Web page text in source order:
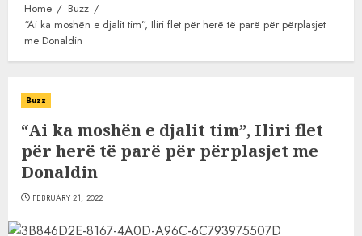
Home
Buzz
“Ai ka moshën e djalit tim”, Iliri flet për herë të parë për përplasjet
me Donaldin
Buzz
“Ai ka moshën e djalit tim”, Iliri flet
për herë të parë për përplasjet me
Donaldin
FEBRUARY 21, 2022